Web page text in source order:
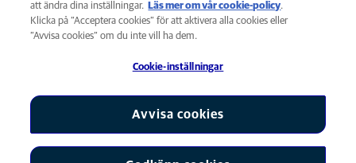
Integritet
Legalt
AniCura är ett dotterbolag till Mars, Inc © 2026
att ändra dina inställningar.
Läs mer om vår cookie-policy(opens in a
new tab)
.
Klicka på ”Acceptera cookies” för att aktivera alla cookies eller
”Avvisa cookies” om du inte vill ha dem.
Cookie-inställningar
Avvisa cookies